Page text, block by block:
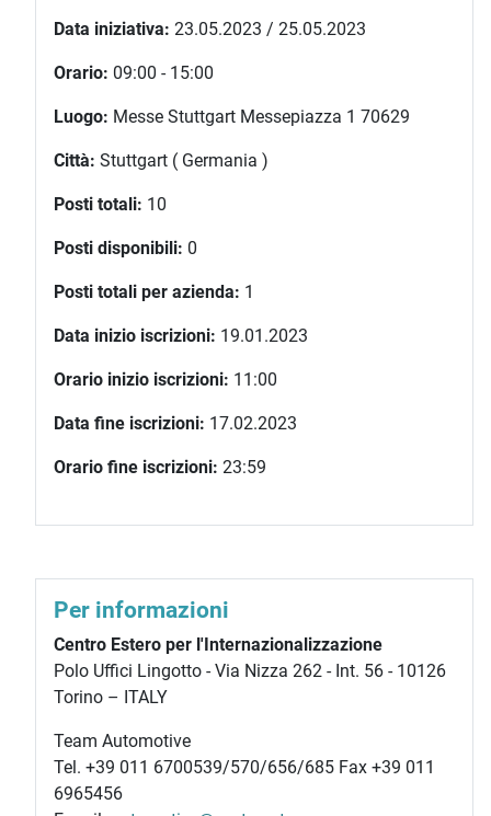
Data iniziativa: 23.05.2023 / 25.05.2023
Orario: 09:00 - 15:00
Luogo: Messe Stuttgart Messepiazza 1 70629
Città: Stuttgart ( Germania )
Posti totali: 10
Posti disponibili: 0
Posti totali per azienda: 1
Data inizio iscrizioni: 19.01.2023
Orario inizio iscrizioni: 11:00
Data fine iscrizioni: 17.02.2023
Orario fine iscrizioni: 23:59
Per informazioni
Centro Estero per l'Internazionalizzazione
Polo Uffici Lingotto - Via Nizza 262 - Int. 56 - 10126
Torino – ITALY
Team Automotive
Tel. +39 011 6700539/570/656/685 Fax +39 011
6965456